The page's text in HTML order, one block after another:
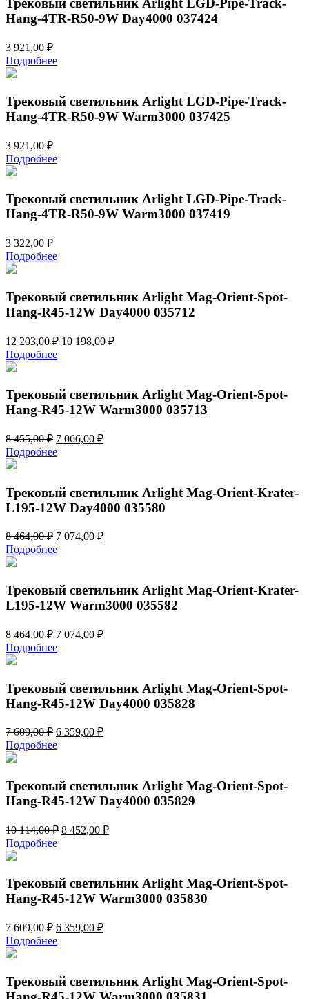
Трековый светильник Arlight LGD-Pipe-Track-
Hang-4TR-R50-9W Day4000 037424
3 921,00 ₽
Подробнее
Трековый светильник Arlight LGD-Pipe-Track-
Hang-4TR-R50-9W Warm3000 037425
3 921,00 ₽
Подробнее
Трековый светильник Arlight LGD-Pipe-Track-
Hang-4TR-R50-9W Warm3000 037419
3 322,00 ₽
Подробнее
Трековый светильник Arlight Mag-Orient-Spot-
Hang-R45-12W Day4000 035712
12 203,00₽ Первоначальная
203,00 ₽.
10 198,00 ₽Текущая
Подробнее
Трековый светильник Arlight Mag-Orient-Spot-
Hang-R45-12W Warm3000 035713
8 455,00₽ Первоначальная
цена
составляла
455,00 ₽.
7 066,00 ₽Текущая
Подробнее
Трековый светильник Arlight Mag-Orient-Krater-
L195-12W Day4000 035580
8 464,00₽ Первоначальная
цена
составляла
464,00 ₽.
7 074,00 ₽Текущая
Подробнее
Трековый светильник Arlight Mag-Orient-Krater-
L195-12W Warm3000 035582
8 464,00₽ Первоначальная
цена
составляла
464,00 ₽.
7 074,00 ₽Текущая
Подробнее
Трековый светильник Arlight Mag-Orient-Spot-
Hang-R45-12W Day4000 035828
7 609,00₽ Первоначальная
цена
составляла
609,00 ₽.
6 359,00 ₽Текущая
Подробнее
Трековый светильник Arlight Mag-Orient-Spot-
Hang-R45-12W Day4000 035829
10 114,00₽ Первоначальная
114,00 ₽.
8 452,00 ₽Текущая
Подробнее
Трековый светильник Arlight Mag-Orient-Spot-
Hang-R45-12W Warm3000 035830
7 609,00₽ Первоначальная
цена
составляла
609,00 ₽.
6 359,00 ₽Текущая
Подробнее
Трековый светильник Arlight Mag-Orient-Spot-